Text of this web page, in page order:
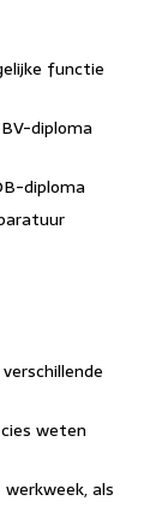
functie
diploma
diploma
weten
als